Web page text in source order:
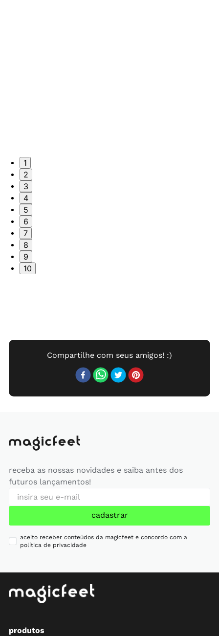
1
2
3
4
5
6
7
8
9
10
receba as nossas novidades e saiba antes dos
futuros lançamentos!
cadastrar
aceito receber conteúdos da magicfeet e concordo com a
política de privacidade
produtos